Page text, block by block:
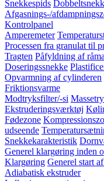
Snekkespids
Afgasnings-/
Kontrolpanel
Amperemeter
Processen fra granulat til
Tragten Påfyldning af
Doseringssnekke
Opvarmning af cylinderen
Friktionsvarme
Modtryksfilter/-si
Ekstruderingsværktøj
Fødezone
udseende
Snekkekarakteristik
Generel klargøring inden
Klargøring Generel start
Adiabatisk ekstruder